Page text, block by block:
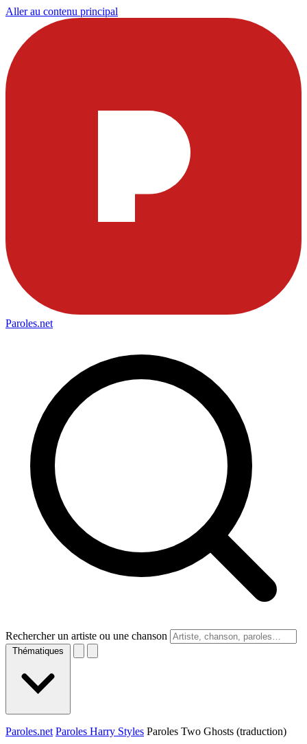
Aller au contenu principal
Paroles.net
Rechercher un artiste ou une chanson
Thématiques
Paroles.net Paroles Harry Styles Paroles Two Ghosts (traduction)